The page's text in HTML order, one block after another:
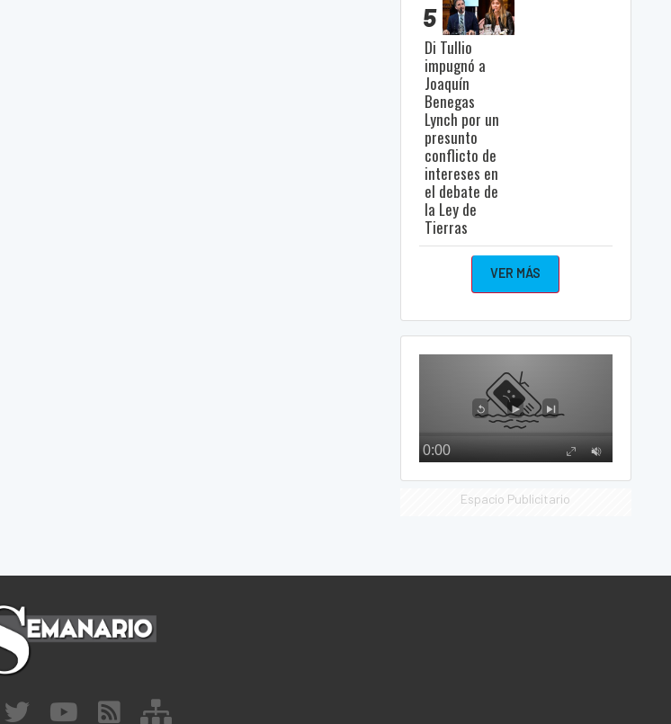
5
Di Tullio
impugnó a
Joaquín
Benegas
Lynch por un
presunto
conflicto de
intereses en
el debate de
la Ley de
Tierras
VER MÁS
Espacio Publicitario